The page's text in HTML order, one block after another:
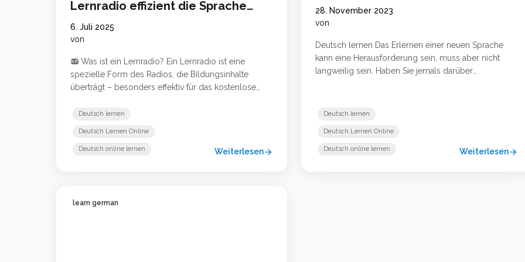
Lernradio effizient die Sprache
beherrschen
6. Juli 2025
von
📻 Was ist ein Lernradio? Ein Lernradio ist eine
spezielle Form des Radios, die Bildungsinhalte
überträgt – besonders effektiv für das kostenlose
Wiederholungen und praktischen Beispielen, um
lernen über das Radio hat viele Vorteile: …
Deutsch lernen
Deutsch Lernen Online
Deutsch online lernen Weiterlesenarrow_forward
28. November 2023
von
Deutsch lernen Das Erlernen einer neuen Sprache
kann eine Herausforderung sein, muss aber nicht
langweilig sein. Haben Sie jemals darüber
Blogbeitrag gehen wir näher darauf ein, wie das
Verwendung von Sprachlern-Apps dabei helfen
können, Ihre Sprachkenntnisse zu verbessern. …
Deutsch lernen
Deutsch Lernen Online
Deutsch online lernen Weiterlesenarrow_forward
learn german